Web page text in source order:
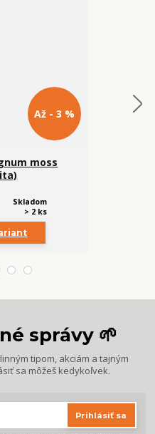
Až - 3 %
moss
Skladom
> 2 ks
správy 🌱
tipom, akciám a tajným
sa môžeš kedykoľvek.
Prihlásiť sa